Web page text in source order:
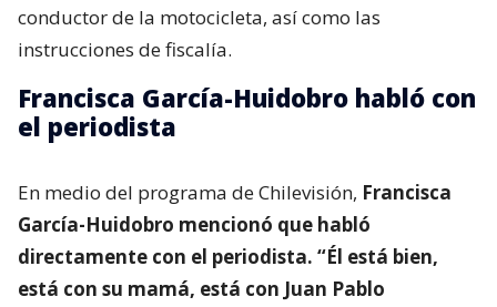
conductor de la motocicleta, así como las
instrucciones de fiscalía.
Francisca García-Huidobro habló con
el periodista
En medio del programa de Chilevisión, Francisca
García-Huidobro mencionó que habló
directamente con el periodista. “Él está bien,
está con su mamá, está con Juan Pablo